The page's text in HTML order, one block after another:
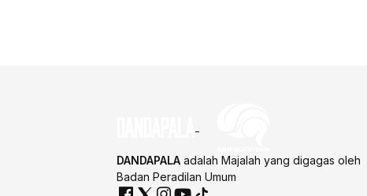
DANDAPALA adalah Majalah yang digagas oleh
Badan Peradilan Umum